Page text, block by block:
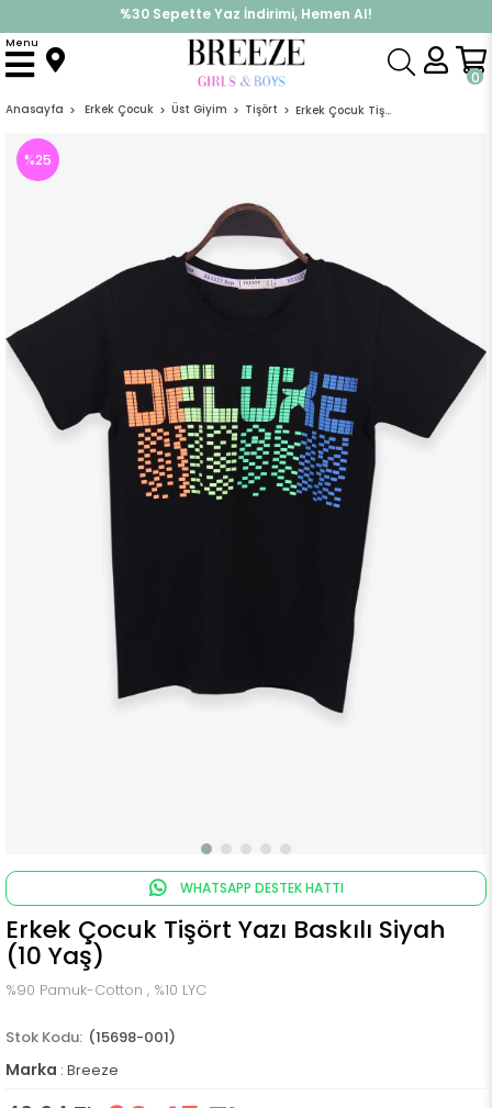
%30 Sepette Yaz İndirimi, Hemen Al!
İndirimlere ek %10 İndirimi Kap, Hemen Üye Ol!
0
Menu
Anasayfa Erkek Çocuk Üst Giyim Tişört Erkek Çocuk Tişört Yazı Baskılı Siyah (10 Yaş)
%25
WHATSAPP DESTEK HATTI
Erkek Çocuk Tişört Yazı Baskılı Siyah
(10 Yaş)
%90 Pamuk-Cotton , %10 LYC
(15698-001)
Marka : Breeze